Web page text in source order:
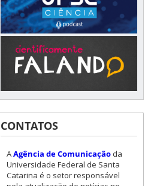
CONTATOS
AAgência de Comunicaçãoda
Universidade Federal de Santa
Catarina é o setor responsável